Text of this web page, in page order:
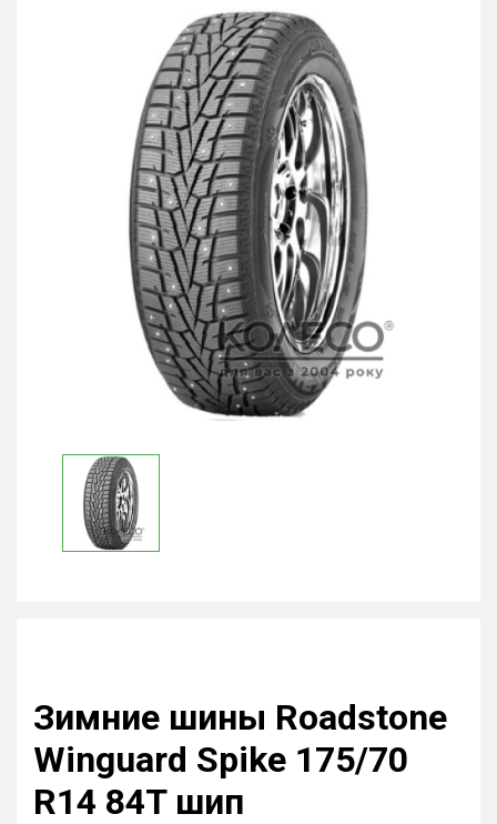
Зимние шины Roadstone
Winguard Spike 175/70
R14 84T шип